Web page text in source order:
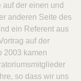
der einen und
anderen Seite des
ein Referent aus
auf der
2003 kamen
so dass wir uns